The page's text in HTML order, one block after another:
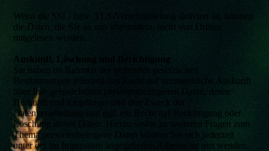
Wenn die SSL- bzw. TLS-Verschlüsselung aktiviert ist, können
die Daten, die Sie an uns übermitteln, nicht von Dritten
mitgelesen werden.
Auskunft, Löschung und Berichtigung
Sie haben im Rahmen der geltenden gesetzlichen
Bestimmungen jederzeit das Recht auf unentgeltliche Auskunft
über Ihre gespeicherten personenbezogenen Daten, deren
Herkunft und Empfänger und den Zweck der
Datenverarbeitung und ggf. ein Recht auf Berichtigung oder
Löschung dieser Daten. Hierzu sowie zu weiteren Fragen zum
Thema personenbezogene Daten können Sie sich jederzeit
unter der im Impressum angegebenen Adresse an uns wenden.